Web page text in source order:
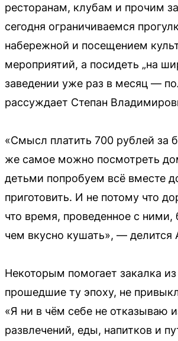
ресторанам, клубам и прочим
сегодня ограничиваемся
набережной и посещением
мероприятий, а посидеть „на
заведении уже раз в месяц —
рассуждает Степан
«Смысл платить 700 рублей за
же самое можно посмотреть
детьми попробуем всё вместе
приготовить. И не потому что
что время, проведенное с ними,
чем вкусно кушать», — делится
Некоторым помогает закалка
прошедшие ту эпоху, не
«Я ни в чём себе не отказываю
развлечений, еды, напитков и